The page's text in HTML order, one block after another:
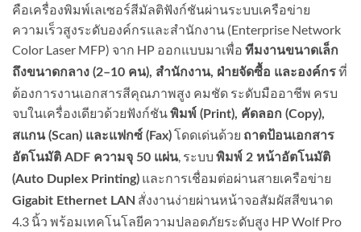
คือเครื่องพิมพ์เลเซอร์สีมัลติฟังก์ชันผ่านระบบเครือข่าย
ความเร็วสูงระดับองค์กรและสำนักงาน (Enterprise Network
Color Laser MFP) จาก HP ออกแบบมาเพื่อ ทีมงานขนาดเล็ก
ถึงขนาดกลาง (2–10 คน), สำนักงาน, ฝ่ายจัดซื้อ และองค์กรที่
ต้องการงานเอกสารสีคุณภาพสูง คมชัด ระดับมืออาชีพ ครบ
จบในเครื่องเดียวด้วยฟังก์ชันพิมพ์ (Print), คัดลอก (Copy),
สแกน (Scan) และแฟกซ์ (Fax)โดดเด่นด้วย ถาดป้อนเอกสาร
อัตโนมัติ ADF ความจุ 50 แผ่น, ระบบ พิมพ์ 2 หน้าอัตโนมัติ
(Auto Duplex Printing) และการเชื่อมต่อผ่านสายเครือข่าย
Gigabit Ethernet LAN สั่งงานง่ายผ่านหน้าจอสัมผัสสีขนาด
4.3 นิ้ว พร้อมเทคโนโลยีความปลอดภัยระดับสูง HP Wolf Pro